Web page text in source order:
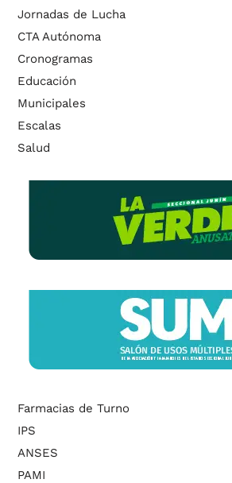
Jornadas de Lucha
CTA Autónoma
Cronogramas
Educación
Municipales
Escalas
Salud
Farmacias de Turno
IPS
ANSES
PAMI